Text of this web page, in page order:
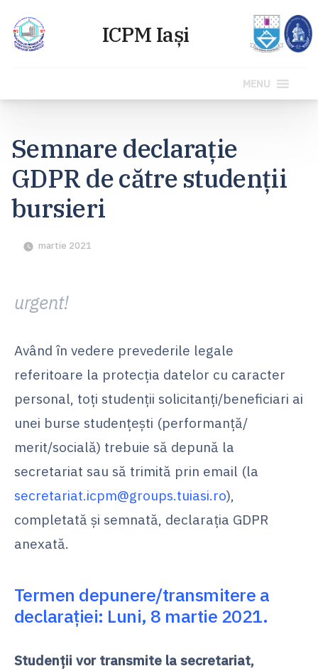
conținut
MENU
Semnare declarație
GDPR de către studenții
bursieri
martie 2021
urgent!
Având în vedere prevederile legale
referitoare la protecția datelor cu caracter
personal, toți studenții solicitanți/beneficiari ai
unei burse studențești (performanță/
merit/socială) trebuie să depună la
secretariat sau să trimită prin email (la
secretariat.icpm@groups.tuiasi.ro),
completată și semnată, declarația GDPR
anexată.
Termen depunere/transmitere a
declarației: Luni, 8 martie 2021.
Studenții vor transmite la secretariat,